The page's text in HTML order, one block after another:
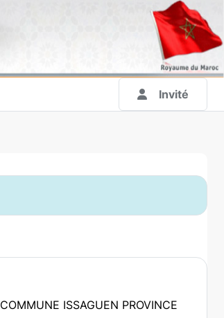
Invité
ISSAGUEN PROVINCE